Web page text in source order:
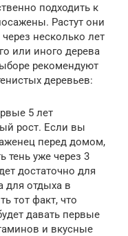
подходить к
Растут они
несколько лет
или иного дерева
рекомендуют
деревьев:
5 лет
рост. Если вы
перед домом,
тень уже через 3
достаточно для
для отдыха в
тот факт, что
давать первые
и вкусные